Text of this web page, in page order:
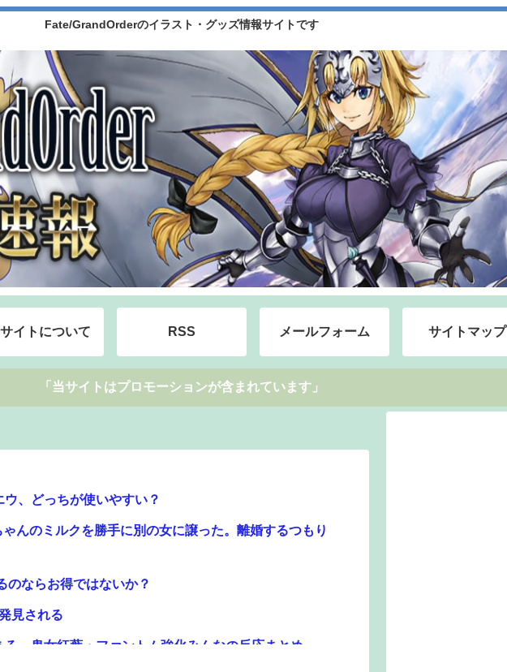
Fate/GrandOrderのイラスト・グッズ情報サイトです
イトについて RSS メールフォーム サイトマップ
「当サイトはプロモーションが含まれています」
、どっちが使いやすい？
んのミルクを勝手に別の女に譲った。離婚するつもり
のならお得ではないか？
見される
。鬼女紅葉・ファントム強化みんなの反応まとめ